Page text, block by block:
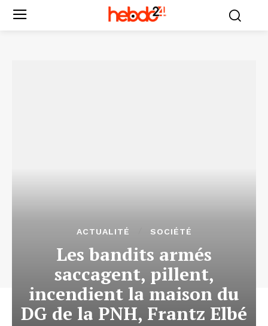
ACTUALITÉ SOCIÉTÉ
Les bandits armés
saccagent, pillent,
incendient la maison du
DG de la PNH, Frantz Elbé